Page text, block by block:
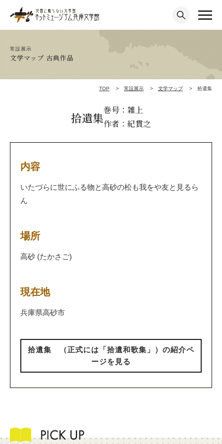
常設展示
文学マップ 古典作品
TOP 常設展示 文学マップ 拾遺集
拾遺集
巻号：雑上
作者：紀貫之
内容
いたづらに世にふる物と高砂の松も我をや友と見るら
ん
場所
高砂 (たかさご)
現在地
兵庫県高砂市
拾遺集 （正式には「拾遺和歌集」）の紹介ペ
ージを見る